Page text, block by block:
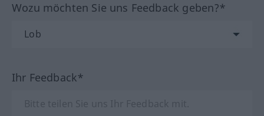
Wozu möchten Sie uns Feedback geben?*
Ihr Feedback*